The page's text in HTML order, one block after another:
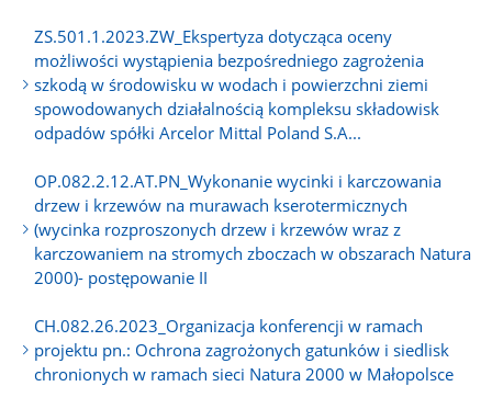
ZS.501.1.2023.ZW_Ekspertyza dotycząca oceny
możliwości wystąpienia bezpośredniego zagrożenia
szkodą w środowisku w wodach i powierzchni ziemi
spowodowanych działalnością kompleksu składowisk
odpadów spółki Arcelor Mittal Poland S.A...
OP.082.2.12.AT.PN_Wykonanie wycinki i karczowania
drzew i krzewów na murawach kserotermicznych
(wycinka rozproszonych drzew i krzewów wraz z
karczowaniem na stromych zboczach w obszarach Natura
2000)- postępowanie II
CH.082.26.2023_Organizacja konferencji w ramach
projektu pn.: Ochrona zagrożonych gatunków i siedlisk
chronionych w ramach sieci Natura 2000 w Małopolsce